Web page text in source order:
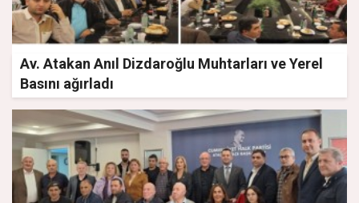
Av. Atakan Anıl Dizdaroğlu Muhtarları ve Yerel
Basını ağırladı